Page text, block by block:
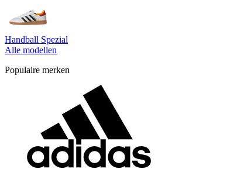
Handball Spezial
Alle modellen
Populaire merken